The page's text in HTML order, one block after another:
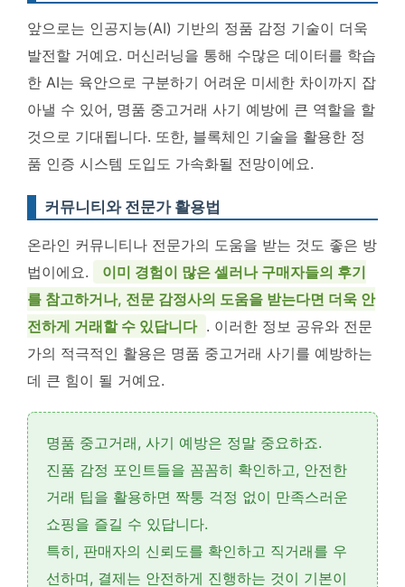
앞으로는 인공지능(AI) 기반의 정품 감정 기술이 더욱
발전할 거예요. 머신러닝을 통해 수많은 데이터를 학습
한 AI는 육안으로 구분하기 어려운 미세한 차이까지 잡
아낼 수 있어, 명품 중고거래 사기 예방에 큰 역할을 할
것으로 기대됩니다. 또한, 블록체인 기술을 활용한 정
품 인증 시스템 도입도 가속화될 전망이에요.
커뮤니티와 전문가 활용법
온라인 커뮤니티나 전문가의 도움을 받는 것도 좋은 방
법이에요.
이미 경험이 많은 셀러나 구매자들의 후기
를 참고하거나, 전문 감정사의 도움을 받는다면 더욱 안
전하게 거래할 수 있답니다 . 이러한 정보 공유와 전문
가의 적극적인 활용은 명품 중고거래 사기를 예방하는
데 큰 힘이 될 거예요.
명품 중고거래, 사기 예방은 정말 중요하죠.
진품 감정 포인트들을 꼼꼼히 확인하고, 안전한
거래 팁을 활용하면 짝퉁 걱정 없이 만족스러운
쇼핑을 즐길 수 있답니다.
특히, 판매자의 신뢰도를 확인하고 직거래를 우
선하며, 결제는 안전하게 진행하는 것이 기본이